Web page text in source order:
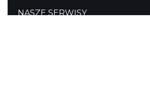
NASZE SERWISY